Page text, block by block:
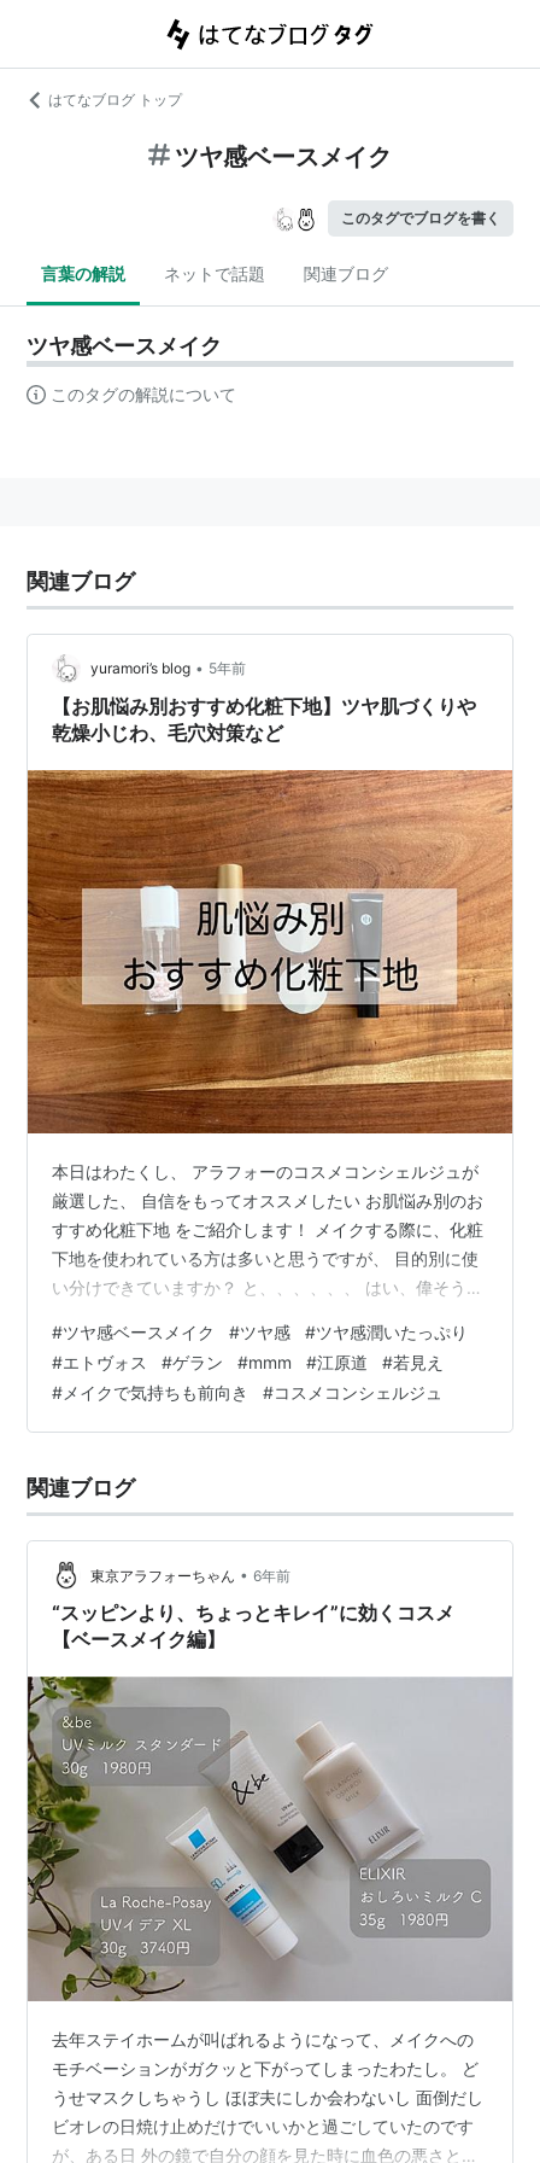
はてなブログ トップ
ツヤ感ベースメイク
このタグでブログを書く
言葉の解説 ネットで話題 関連ブログ
ツヤ感ベースメイク
このタグの解説について
関連ブログ
yuramori’s blog • 5年前
【お肌悩み別おすすめ化粧下地】ツヤ肌づくりや
乾燥小じわ、毛穴対策など
本日はわたくし、 アラフォーのコスメコンシェルジュが
厳選した、 自信をもってオススメしたい お肌悩み別のお
すすめ化粧下地 をご紹介します！ メイクする際に、化粧
下地を使われている方は多いと思うですが、 目的別に使
い分けできていますか？ と、、、、、、 はい、偉そうに
の頃は、 日焼け止めも化粧下地も使ったことがない、
超・ずぼら人間でした💦 もともと肌は強いほうで、 適当
に、コンビニとかドラッグストアで買った、 オールイン
ワン系の超お安い保湿をちょちょっと塗るくらいで、 あ
シャネルとかのパウダ…
#ツヤ感ベースメイク #ツヤ感 #ツヤ感潤いたっぷり
#エトヴォス #ゲラン #mmm #江原道 #若見え
# メイクで気持ちも前向き #コスメコンシェルジュ
関連ブログ
東京アラフォーちゃん • 6年前
“スッピンより、ちょっとキレイ”に効くコスメ
【ベースメイク編】
去年ステイホームが叫ばれるようになって、メイクへの
モチベーションがガクッと下がってしまったわたし。 ど
うせマスクしちゃうし ほぼ夫にしか会わないし 面倒だし
ビオレの日焼け止めだけでいいかと過ごしていたのです
が、ある日 外の鏡で自分の顔を見た時に血色の悪さと顔